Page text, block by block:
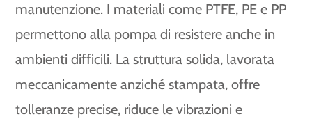
manutenzione. I materiali come PTFE, PE e PP
permettono alla pompa di resistere anche in
ambienti difficili. La struttura solida, lavorata
meccanicamente anziché stampata, offre
tolleranze precise, riduce le vibrazioni e